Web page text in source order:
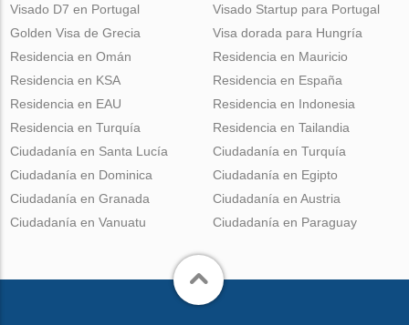
Visado D7 en Portugal
Golden Visa de Grecia
Visado Startup para Portugal
Visa dorada para Hungría
Residencia en Omán
Residencia en KSA
Residencia en EAU
Residencia en Turquía
Residencia en Mauricio
Residencia en España
Residencia en Indonesia
Residencia en Tailandia
Ciudadanía en Santa Lucía
Ciudadanía en Dominica
Ciudadanía en Granada
Ciudadanía en Vanuatu
Ciudadanía en Turquía
Ciudadanía en Egipto
Ciudadanía en Austria
Ciudadanía en Paraguay